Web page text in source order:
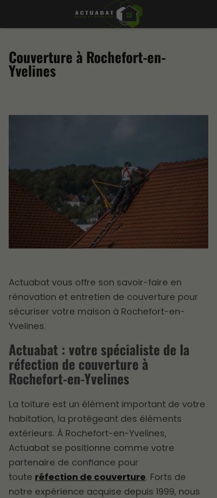
Couverture à Rochefort-en-
Yvelines
Actuabat vous offre son savoir-faire en
rénovation et entretien de couverture pour
sécuriser votre maison à Rochefort-en-
Yvelines.
Actuabat : votre spécialiste de la
réfection de couverture à
Rochefort-en-Yvelines
La toiture est un élément important de votre
habitation, la protégeant des éléments
extérieurs. À Rochefort-en-Yvelines,
Actuabat se positionne comme votre
partenaire de confiance pour
toute réfection de couverture. Forts de
notre expérience acquise depuis 1999, nous